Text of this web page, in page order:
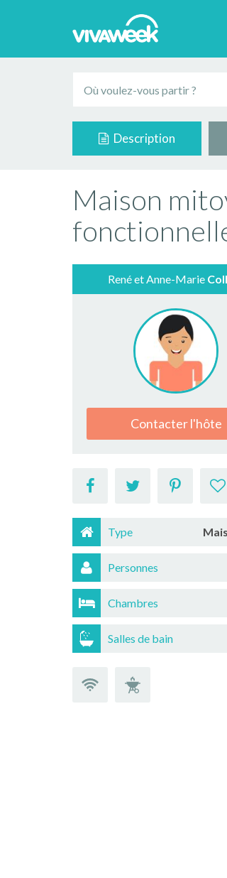
Description
Maison
René et Anne-Marie
Contacter l'hôte
Type
Personnes
Chambres
Salles de bain